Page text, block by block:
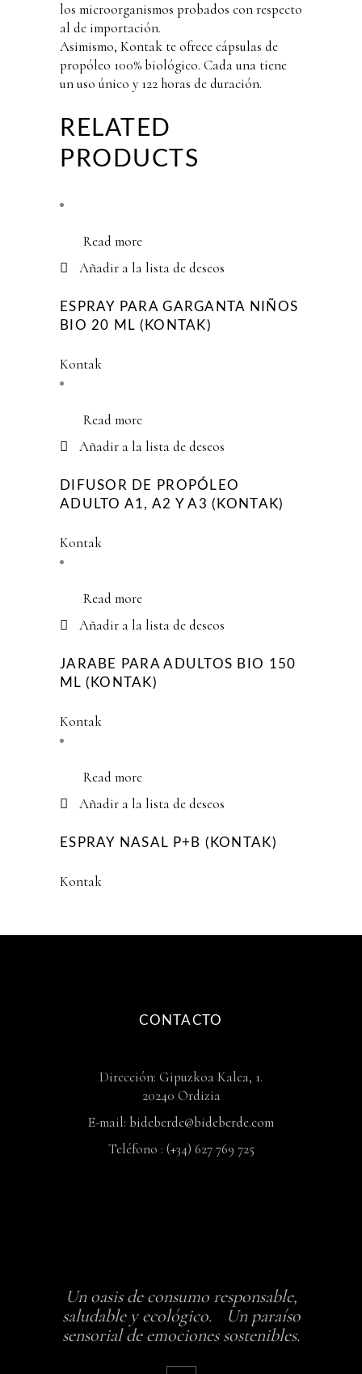
los microorganismos probados con respecto
al de importación.
Asimismo, Kontak te ofrece cápsulas de
propóleo 100% biológico. Cada una tiene
un uso único y 122 horas de duración.
RELATED
PRODUCTS
Read more
Añadir a la lista de deseos
ESPRAY PARA GARGANTA NIÑOS
BIO 20 ML (KONTAK)
Kontak
Read more
Añadir a la lista de deseos
DIFUSOR DE PROPÓLEO
ADULTO A1, A2 Y A3 (KONTAK)
Kontak
Read more
Añadir a la lista de deseos
JARABE PARA ADULTOS BIO 150
ML (KONTAK)
Kontak
Read more
Añadir a la lista de deseos
ESPRAY NASAL P+B (KONTAK)
Kontak
CONTACTO
Dirección: Gipuzkoa Kalea, 1.
20240 Ordizia
E-mail: bideberde@bideberde.com
Teléfono : (+34) 627 769 725
Un oasis de consumo responsable,
saludable y ecológico. Un paraíso
sensorial de emociones sostenibles.